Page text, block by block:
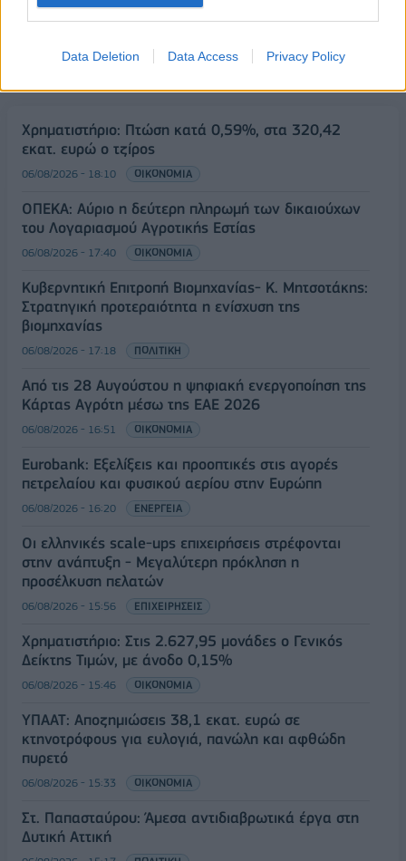
Data Deletion Data Access Privacy Policy
ΡΟΗ ΕΙΔΗΣΕΩΝ
Χρηματιστήριο: Πτώση κατά 0,59%, στα 320,42
εκατ. ευρώ ο τζίρος
06/08/2026 - 18:10 ΟΙΚΟΝΟΜΙΑ
ΟΠΕΚΑ: Αύριο η δεύτερη πληρωμή των δικαιούχων
του Λογαριασμού Αγροτικής Εστίας
06/08/2026 - 17:40 ΟΙΚΟΝΟΜΙΑ
Κυβερνητική Επιτροπή Βιομηχανίας- Κ. Μητσοτάκης:
Στρατηγική προτεραιότητα η ενίσχυση της
βιομηχανίας
06/08/2026 - 17:18 ΠΟΛΙΤΙΚΗ
Από τις 28 Αυγούστου η ψηφιακή ενεργοποίηση της
Κάρτας Αγρότη μέσω της ΕΑΕ 2026
06/08/2026 - 16:51 ΟΙΚΟΝΟΜΙΑ
Eurobank: Εξελίξεις και προοπτικές στις αγορές
πετρελαίου και φυσικού αερίου στην Ευρώπη
06/08/2026 - 16:20 ΕΝΕΡΓΕΙΑ
Οι ελληνικές scale-ups επιχειρήσεις στρέφονται
στην ανάπτυξη - Μεγαλύτερη πρόκληση η
προσέλκυση πελατών
06/08/2026 - 15:56 ΕΠΙΧΕΙΡΗΣΕΙΣ
Χρηματιστήριο: Στις 2.627,95 μονάδες ο Γενικός
Δείκτης Τιμών, με άνοδο 0,15%
06/08/2026 - 15:46 ΟΙΚΟΝΟΜΙΑ
ΥΠΑΑΤ: Αποζημιώσεις 38,1 εκατ. ευρώ σε
κτηνοτρόφους για ευλογιά, πανώλη και αφθώδη
πυρετό
06/08/2026 - 15:33 ΟΙΚΟΝΟΜΙΑ
Στ. Παπασταύρου: Άμεσα αντιδιαβρωτικά έργα στη
Δυτική Αττική